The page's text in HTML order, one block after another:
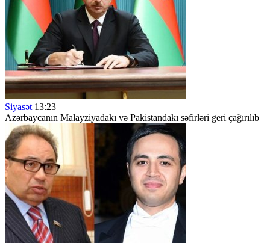
Siyasət 13:23
Azərbaycanın Malayziyadakı və Pakistandakı səfirləri geri çağırılıb